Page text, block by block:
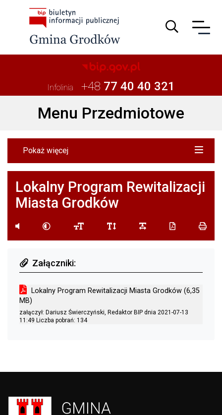
Infolinia +48 77 40 40 321
Menu Przedmiotowe
Pokaż więcej
Lokalny Program Rewitalizacji
Miasta Grodków
przycisk do systemu czytania tekstu
przycisk do zmiany kontrastu
przycisk do zmiany wielkości czcionki
przycisk do zmiany odstępu
przycisk do zmiany
przycisk do
Załączniki:
nazwa załącznika
Lokalny Program Rewitalizacji Miasta Grodków wielkość
(6,35
MB)
załączył: Dariusz Świerczyński, Redaktor BIP dnia 2021-07-13
11:49 Liczba pobrań: 134